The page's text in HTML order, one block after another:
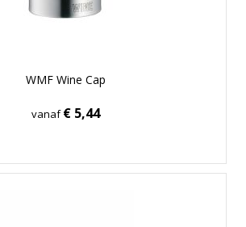
WMF Wine Cap
vanaf€ 5,44